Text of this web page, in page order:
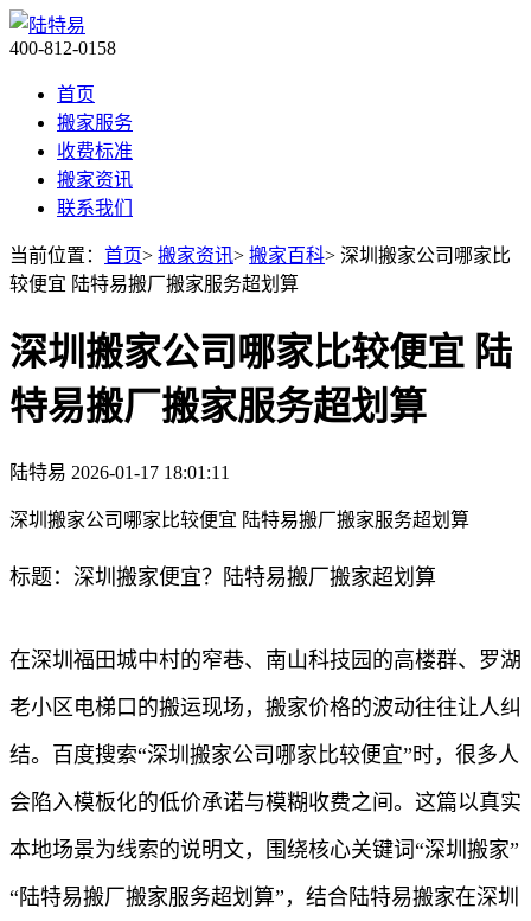
400-812-0158
首页
搬家服务
收费标准
搬家资讯
联系我们
当前位置： 首页> 搬家资讯> 搬家百科> 深圳搬家公司哪家比
较便宜 陆特易搬厂搬家服务超划算
深圳搬家公司哪家比较便宜 陆
特易搬厂搬家服务超划算
陆特易 2026-01-17 18:01:11
深圳搬家公司哪家比较便宜 陆特易搬厂搬家服务超划算
标题：深圳搬家便宜？陆特易搬厂搬家超划算
在深圳福田城中村的窄巷、南山科技园的高楼群、罗湖
老小区电梯口的搬运现场，搬家价格的波动往往让人纠
结。百度搜索“深圳搬家公司哪家比较便宜”时，很多人
会陷入模板化的低价承诺与模糊收费之间。这篇以真实
本地场景为线索的说明文，围绕核心关键词“深圳搬家”
“陆特易搬厂搬家服务超划算”，结合陆特易搬家在深圳